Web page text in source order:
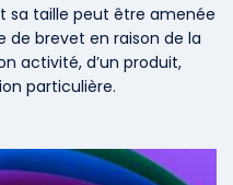
sa taille peut être amenée
de brevet en raison de la
activité, d’un produit,
particulière.